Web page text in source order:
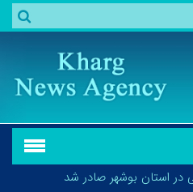
استان بوشهر صادر شد